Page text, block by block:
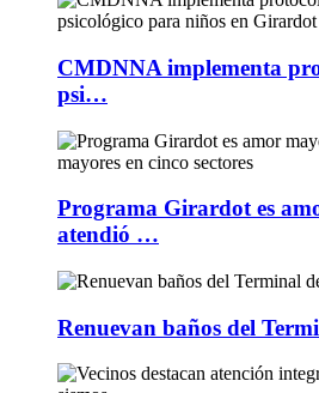
CMDNNA implementa
psi…
Programa Girardot es
atendió …
Renuevan baños del